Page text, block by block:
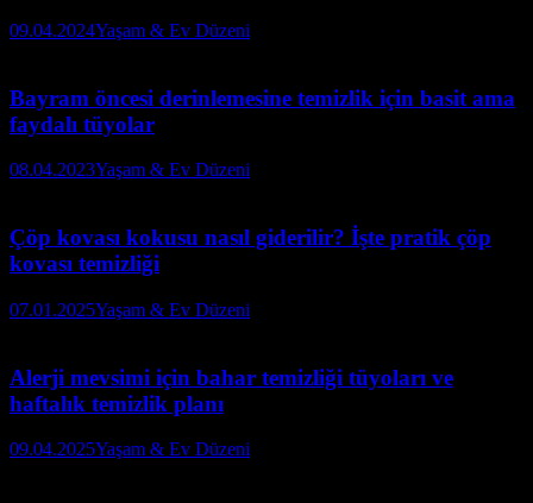
09.04.2024Yaşam & Ev Düzeni
Bayram öncesi derinlemesine temizlik için basit ama
faydalı tüyolar
08.04.2023Yaşam & Ev Düzeni
Çöp kovası kokusu nasıl giderilir? İşte pratik çöp
kovası temizliği
07.01.2025Yaşam & Ev Düzeni
Alerji mevsimi için bahar temizliği tüyoları ve
haftalık temizlik planı
09.04.2025Yaşam & Ev Düzeni